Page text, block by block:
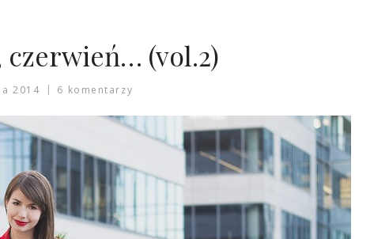
czerwień… (vol.2)
2014 6 komentarzy